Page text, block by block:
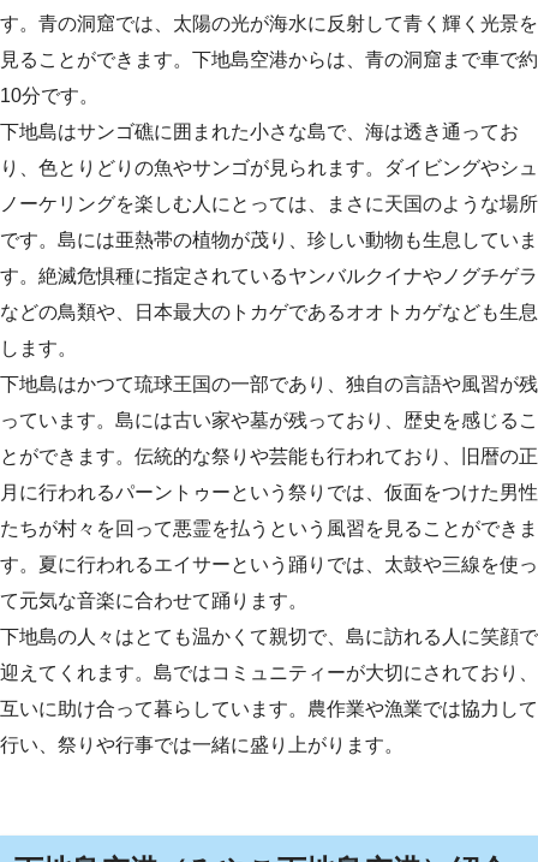
す。青の洞窟では、太陽の光が海水に反射して青く輝く光景を
見ることができます。下地島空港からは、青の洞窟まで車で約
10分です。
下地島はサンゴ礁に囲まれた小さな島で、海は透き通ってお
り、色とりどりの魚やサンゴが見られます。ダイビングやシュ
ノーケリングを楽しむ人にとっては、まさに天国のような場所
です。島には亜熱帯の植物が茂り、珍しい動物も生息していま
す。絶滅危惧種に指定されているヤンバルクイナやノグチゲラ
などの鳥類や、日本最大のトカゲであるオオトカゲなども生息
します。
下地島はかつて琉球王国の一部であり、独自の言語や風習が残
っています。島には古い家や墓が残っており、歴史を感じるこ
とができます。伝統的な祭りや芸能も行われており、旧暦の正
月に行われるパーントゥーという祭りでは、仮面をつけた男性
たちが村々を回って悪霊を払うという風習を見ることができま
す。夏に行われるエイサーという踊りでは、太鼓や三線を使っ
て元気な音楽に合わせて踊ります。
下地島の人々はとても温かくて親切で、島に訪れる人に笑顔で
迎えてくれます。島ではコミュニティーが大切にされており、
互いに助け合って暮らしています。農作業や漁業では協力して
行い、祭りや行事では一緒に盛り上がります。